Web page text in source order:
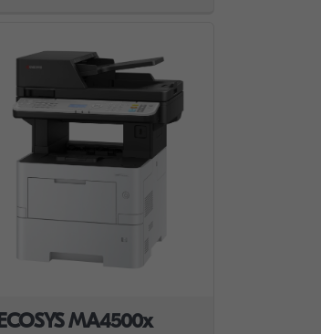
ECOSYS MA4500x